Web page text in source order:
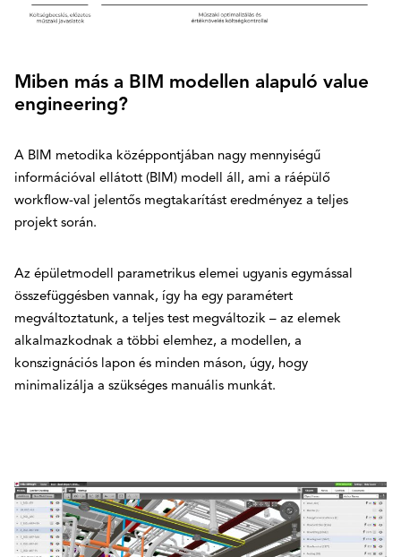
Miben más a BIM modellen alapuló value
engineering?
A BIM metodika középpontjában nagy mennyiségű
információval ellátott (BIM) modell áll, ami a ráépülő
workflow-val jelentős megtakarítást eredményez a teljes
projekt során.
Az épületmodell parametrikus elemei ugyanis egymással
összefüggésben vannak, így ha egy paramétert
megváltoztatunk, a teljes test megváltozik – az elemek
alkalmazkodnak a többi elemhez, a modellen, a
konszignációs lapon és minden máson, úgy, hogy
minimalizálja a szükséges manuális munkát.